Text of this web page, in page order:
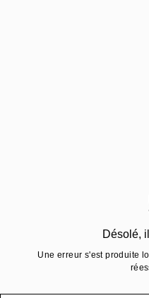
Désolé,
Une erreur s'est produite